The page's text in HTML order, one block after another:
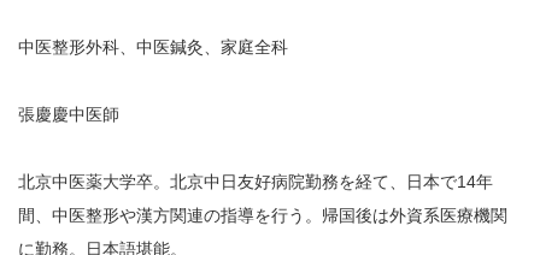
中医整形外科、中医鍼灸、家庭全科
張慶慶中医師
北京中医薬大学卒。北京中日友好病院勤務を経て、日本で14年
間、中医整形や漢方関連の指導を行う。帰国後は外資系医療機関
に勤務。日本語堪能。